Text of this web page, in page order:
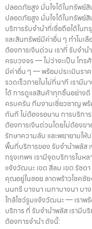
ปลอดภัยสูง มั่นใจได้ในทรัพย์
ปลอดภัยสูง มั่นใจได้ในทรัพ
บริการรับจำนำที่เชื่อถือได้ใน
และสินทรัพย์มีค่าอื่น ๆ ทำไม
ต้องการเงินด่วน เราที่ รับจำ
ครบวงจร — ไม่ว่าจะเป็น โท
มีค่าอื่น ๆ — พร้อมประเมินราค
รวดเร็วภายในไม่กี่นาที เรามี
ได้ การดูแลสินค้าทุกชิ้นอย่าง
ครบครัน ทีมงานเชี่ยวชาญ พ
ทันที ไม่ต้องรอนาน การบริกา
ต้องการเงินด่วนโดยไม่ต้องขา
รักษาความลับ และพยายามให้
พื้นที่บริการของ รับจำนำพลัส
กรุงเทพฯ เรามีจุดบริการใน
แจ้งวัฒนะ เขต สีลม เขต รัชดา
คุณอยู่ในซอย ลาดพร้าวโชคชั
นนทรี บางนา เมกาบางนา บ
ใกล้โชว์รูมแจ้งวัฒนะ — เราพ
บริการ ที่ รับจำนำพลัส เรามี
ต้องการจำนำ ดังนี้: